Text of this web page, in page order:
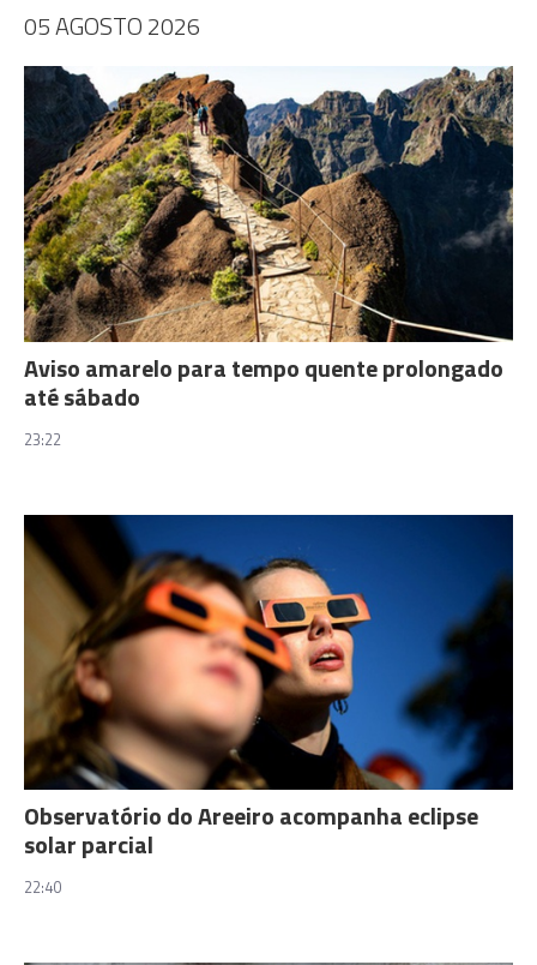
05 AGOSTO 2026
Aviso amarelo para tempo quente prolongado
até sábado
23:22
Observatório do Areeiro acompanha eclipse
solar parcial
22:40